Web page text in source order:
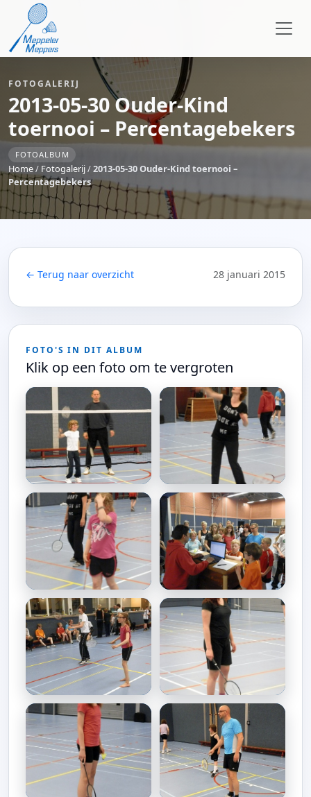
FOTOGALERIJ
2013-05-30 Ouder-Kind
toernooi – Percentagebekers
FOTOALBUM
Home/ Fotogalerij/2013-05-30 Ouder-Kind toernooi –
Percentagebekers
← Terug naar overzicht 28 januari 2015
FOTO'S IN DIT ALBUM
Klik op een foto om te vergroten